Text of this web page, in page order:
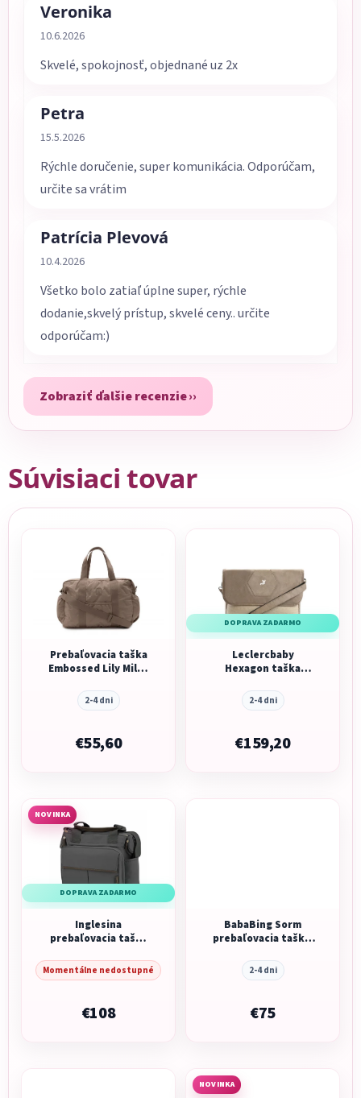
Veronika
Hodnotenie obchodu je 5 z 5 hviezdičiek.
10.6.2026
Skvelé, spokojnosť, objednané uz 2x
Petra
Hodnotenie obchodu je 5 z 5 hviezdičiek.
15.5.2026
Rýchle doručenie, super komunikácia. Odporúčam,
určite sa vrátim
Patrícia Plevová
Hodnotenie obchodu je 5 z 5 hviezdičiek.
10.4.2026
Všetko bolo zatiaľ úplne super, rýchle
dodanie,skvelý prístup, skvelé ceny.. určite
odporúčam:)
Zobraziť ďalšie recenzie
Súvisiaci tovar
Prebaľovacia taška
Embossed Lily Milky
2-4 dni
€55,60
DOPRAVA ZADARMO
Leclercbaby
Hexagon taška
2-4 dni
€159,20
NOVINKA
DOPRAVA ZADARMO
Inglesina
prebaľovacia taška
Marble Grey
Momentálne nedostupné
€108
BabaBing Sorm
prebaľovacia taška/
2-4 dni
€75
NOVINKA